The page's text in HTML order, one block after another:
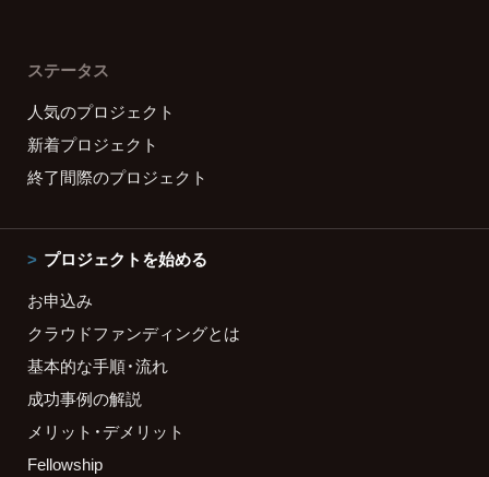
ステータス
人気のプロジェクト
新着プロジェクト
終了間際のプロジェクト
プロジェクトを始める
お申込み
クラウドファンディングとは
基本的な手順・流れ
成功事例の解説
メリット・デメリット
Fellowship